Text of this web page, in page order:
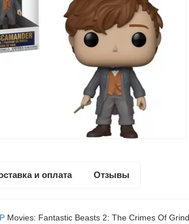
и оплата Отзывы
Movies: Fantastic Beasts 2: The Crimes Of